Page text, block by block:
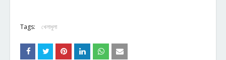
Tags: খেলাধুলা